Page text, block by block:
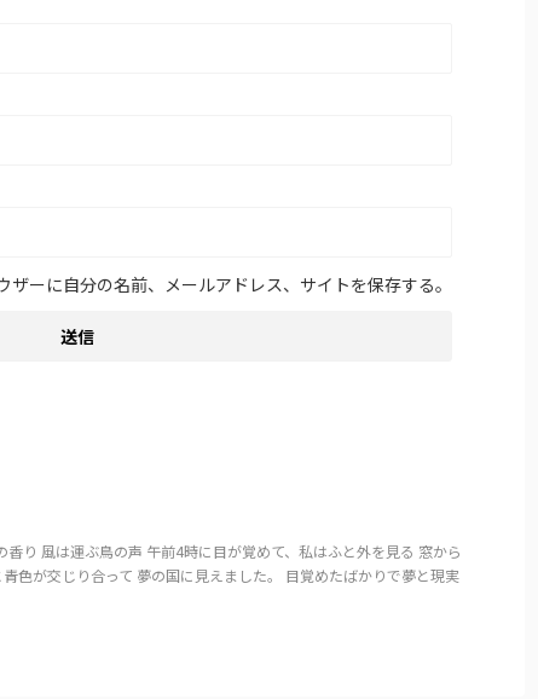
ーに自分の名前、メールアドレス、サイトを保存する。
り 風は運ぶ鳥の声 午前4時に目が覚めて、私はふと外を見る 窓から
色が交じり合って 夢の国に見えました。 目覚めたばかりで夢と現実